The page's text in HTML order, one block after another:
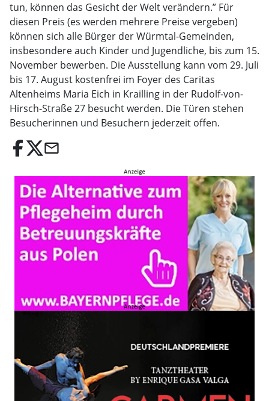
tun, können das Gesicht der Welt verändern.” Für
diesen Preis (es werden mehrere Preise vergeben)
können sich alle Bürger der Würmtal-Gemeinden,
insbesondere auch Kinder und Jugendliche, bis zum 15.
November bewerben. Die Ausstellung kann vom 29. Juli
bis 17. August kostenfrei im Foyer des Caritas
Altenheims Maria Eich in Krailling in der Rudolf-von-
Hirsch-Straße 27 besucht werden. Die Türen stehen
Besucherinnen und Besuchern jederzeit offen.
email